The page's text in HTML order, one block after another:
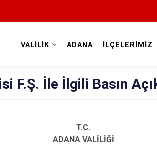
VALİLİK ADANA İLÇELERİMİZ
F.Ş. İle İlgili Basın
T.C.
ADANA VALİLİĞİ